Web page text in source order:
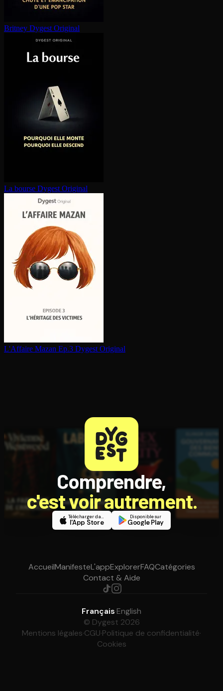
Britney Dygest Original
La bourse Dygest Original
L'Affaire Mazan Ep.3 Dygest Original
Comprendre,
c'est voir autrement.
Télécharger dans
l'App Store
Disponible sur
Google Play
AccueilManifesteL'appExplorerFAQCatégories
Contact & Aide
Français·English
© Dygest 2026
Mentions légales·CGU·Politique de confidentialité·
Cookies